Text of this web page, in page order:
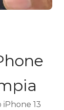
iPhone 13